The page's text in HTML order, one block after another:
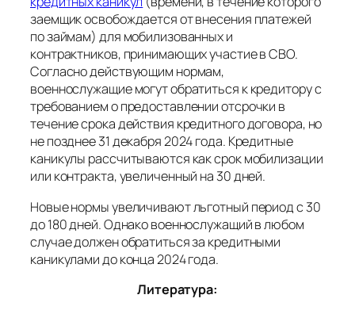
заемщик освобождается от внесения платежей
по займам) для мобилизованных и
контрактников, принимающих участие в СВО.
Согласно действующим нормам,
военнослужащие могут обратиться к кредитору с
требованием о предоставлении отсрочки в
течение срока действия кредитного договора, но
не позднее 31 декабря 2024 года. Кредитные
каникулы рассчитываются как срок мобилизации
или контракта, увеличенный на 30 дней.
Новые нормы увеличивают льготный период с 30
до 180 дней. Однако военнослужащий в любом
случае должен обратиться за кредитными
каникулами до конца 2024 года.
Литература: